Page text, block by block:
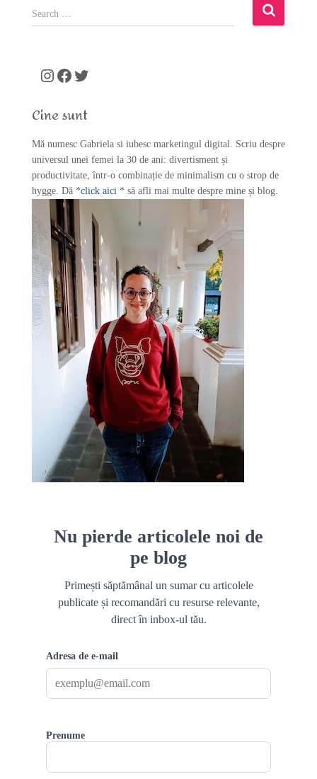
S
e
o
:
Instagram Facebook Twitter
Cine sunt
Mă numesc Gabriela si iubesc marketingul digital. Scriu despre
universul unei femei la 30 de ani: divertisment și
productivitate, într-o combinație de minimalism cu o strop de
hygge. Dă *click aici * să afli mai multe despre mine și blog.